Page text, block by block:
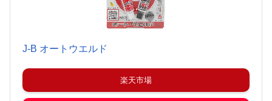
J-B オートウエルド
楽天市場